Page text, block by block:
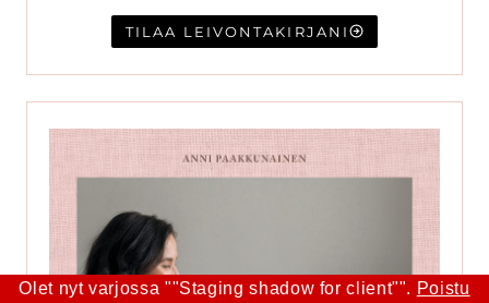
TILAA LEIVONTAKIRJANI
Olet nyt varjossa ""Staging shadow for client"". Poistu